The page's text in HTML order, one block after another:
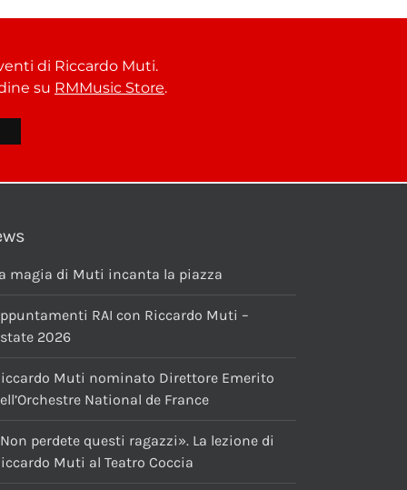
di Riccardo Muti.
su RMMusic Store.
magia di Muti incanta la piazza
RAI con Riccardo Muti –
2026
Muti nominato Direttore Emerito
National de France
perdete questi ragazzi». La lezione di
Muti al Teatro Coccia